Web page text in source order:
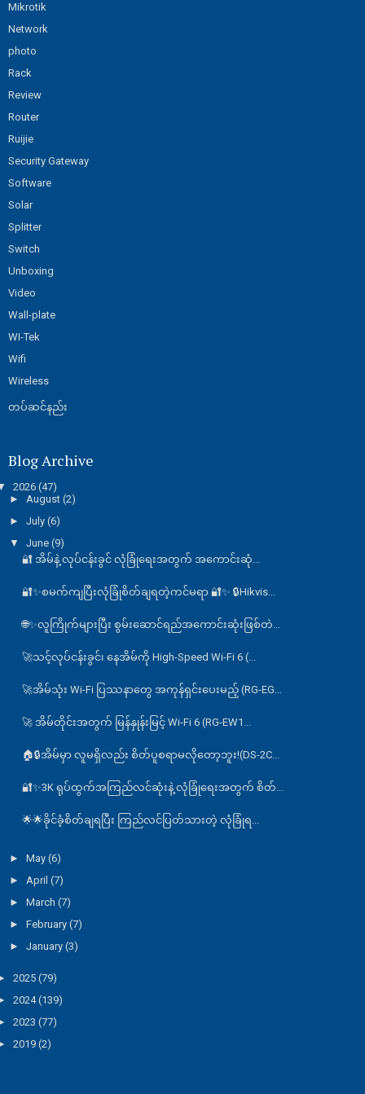
Mikrotik
Network
photo
Rack
Review
Router
Ruijie
Security Gateway
Software
Solar
Splitter
Switch
Unboxing
Video
Wall-plate
WI-Tek
Wifi
Wireless
တပ်ဆင်နည်း
Blog Archive
2026 (47)
► August (2)
► July (6)
▼ June (9)
🔐 အိမ်နဲ့ လုပ်ငန်းခွင် လုံခြုံရေးအတွက် အကောင်းဆုံ...
🔐✨စမက်ကျပြီးလုံခြုံစိတ်ချရတဲ့ကင်မရာ 🔐✨ 🔒Hikvis...
🌐✨လူကြိုက်များပြီး စွမ်းဆောင်ရည်အကောင်းဆုံးဖြစ်တဲ...
🚀သင့်လုပ်ငန်းခွင်၊ နေအိမ်ကို High-Speed Wi-Fi 6 (...
🚀အိမ်သုံး Wi-Fi ပြဿနာတွေ အကုန်ရှင်းပေးမည့် (RG-EG...
🚀 အိမ်တိုင်းအတွက် မြန်နှုန်းမြင့် Wi-Fi 6 (RG-EW1...
🏠🔒အိမ်မှာ လူမရှိလည်း စိတ်ပူစရာမလိုတော့ဘူး!(DS-2C...
🔐✨3K ရုပ်ထွက်အကြည်လင်ဆုံးနဲ့ လုံခြုံရေးအတွက် စိတ်...
🌟🌟ခိုင်ခံ့စိတ်ချရပြီး ကြည်လင်ပြတ်သားတဲ့ လုံခြုံရ...
► May (6)
► April (7)
► March (7)
► February (7)
► January (3)
2025 (79)
2024(139)
2023 (77)
2019 (2)